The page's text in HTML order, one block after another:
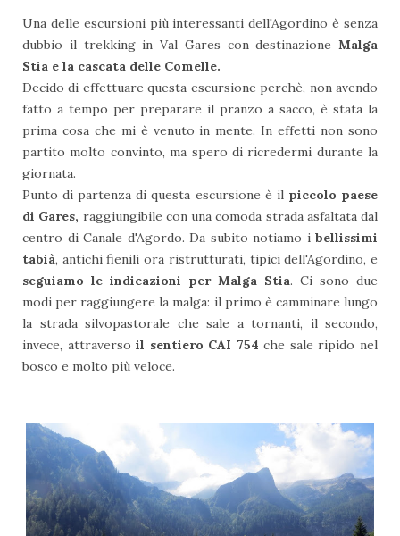
Una delle escursioni più interessanti dell'Agordino è senza
dubbio il trekking in Val Gares con destinazione Malga
Stia e la cascata delle Comelle.
Decido di effettuare questa escursione perchè, non avendo
fatto a tempo per preparare il pranzo a sacco, è stata la
prima cosa che mi è venuto in mente. In effetti non sono
partito molto convinto, ma spero di ricredermi durante la
giornata.
Punto di partenza di questa escursione è il piccolo paese
di Gares, raggiungibile con una comoda strada asfaltata dal
centro di Canale d'Agordo. Da subito notiamo i bellissimi
tabià, antichi fienili ora ristrutturati, tipici dell'Agordino, e
seguiamo le indicazioni per Malga Stia. Ci sono due
modi per raggiungere la malga: il primo è camminare lungo
la strada silvopastorale che sale a tornanti, il secondo,
invece, attraversoil sentiero CAI 754 che sale ripido nel
bosco e molto più veloce.